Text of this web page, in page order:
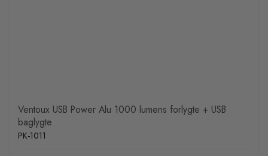
Ventoux USB Power Alu 1000 lumens forlygte + USB
baglygte
PK-1011